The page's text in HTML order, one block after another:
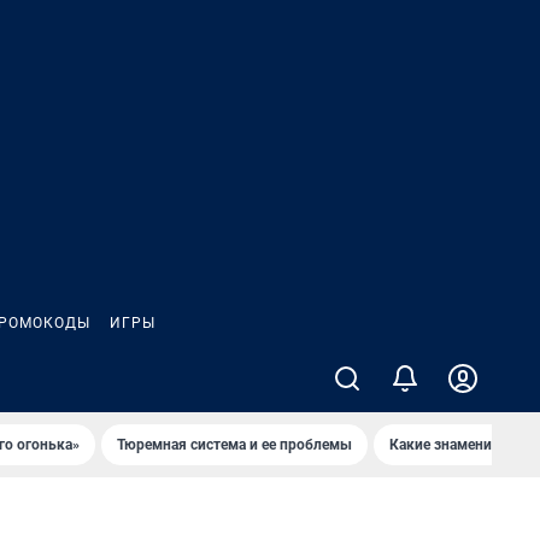
ИГРЫ
огонька» Тюремная система и ее проблемы Какие знаменитости